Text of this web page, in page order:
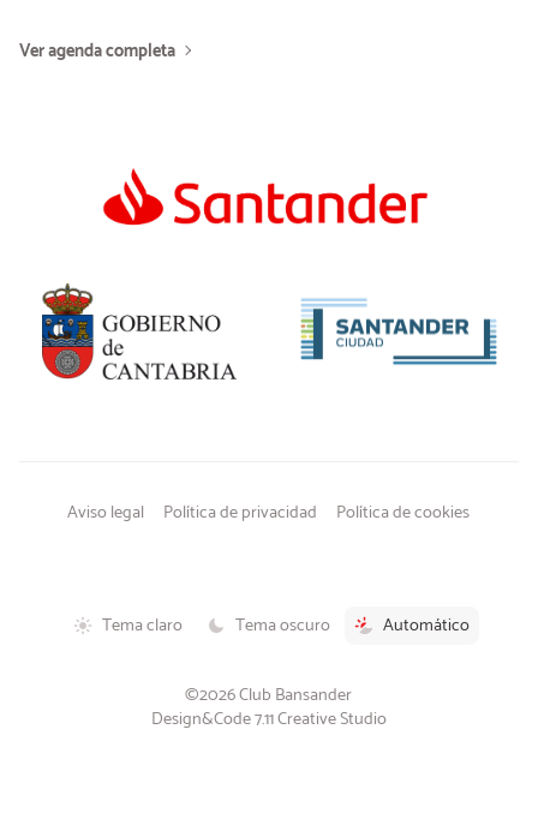
Ver agenda completa
Aviso legal Política de privacidad Política de cookies
Tema claro Tema oscuro Automático
©2026 Club Bansander
Design&Code 7.11 Creative Studio